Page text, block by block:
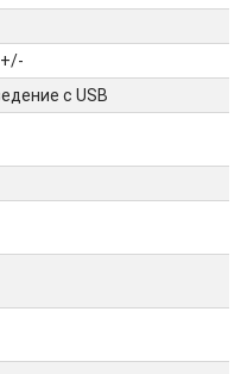
с USB